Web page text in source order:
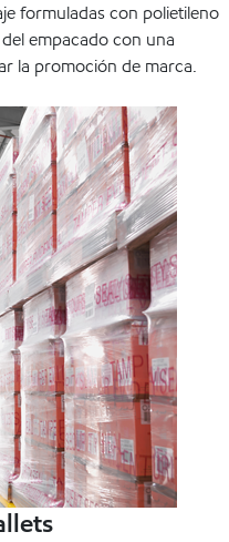
formuladas con polietileno
empacado con una
la promoción de marca.